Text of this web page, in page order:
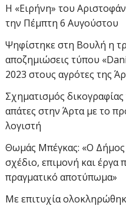
Η «Ειρήνη» του
την Πέμπτη 6 Αυγούστου
Ψηφίστηκε στη Βουλή η
αποζημιώσεις τύπου
2023 στους αγρότες της
Σχηματισμός
απάτες στην Άρτα με το
λογιστή
Θωμάς Μπέγκας: «Ο Δήμος
σχέδιο, επιμονή και έργα
πραγματικό αποτύπωμα»
Με επιτυχία